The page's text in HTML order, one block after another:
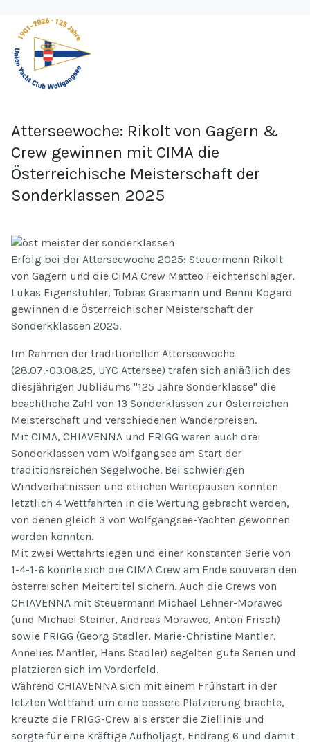
Atterseewoche: Rikolt von Gagern &
Crew gewinnen mit CIMA die
Österreichische Meisterschaft der
Sonderklassen 2025
Erfolg bei der Atterseewoche 2025: Steuermenn Rikolt
von Gagern und die CIMA Crew Matteo Feichtenschlager,
Lukas Eigenstuhler, Tobias Grasmann und Benni Kogard
gewinnen die Österreichischer Meisterschaft der
Sonderkklassen 2025.
Im Rahmen der traditionellen Atterseewoche
(28.07.-03.08.25, UYC Attersee) trafen sich anläßlich des
diesjährigen Jubliäums "125 Jahre Sonderklasse" die
beachtliche Zahl von 13 Sonderklassen zur Österreichen
Meisterschaft und verschiedenen Wanderpreisen.
Mit CIMA, CHIAVENNA und FRIGG waren auch drei
Sonderklassen vom Wolfgangsee am Start der
traditionsreichen Segelwoche. Bei schwierigen
Windverhätnissen und etlichen Wartepausen konnten
letztlich 4 Wettfahrten in die Wertung gebracht werden,
von denen gleich 3 von Wolfgangsee-Yachten gewonnen
werden konnten.
Mit zwei Wettahrtsiegen und einer konstanten Serie von
1-4-1-6 konnte sich die CIMA Crew am Ende souverän den
österreischen Meitertitel sichern. Auch die Crews von
CHIAVENNA mit Steuermann Michael Lehner-Morawec
(und Michael Steiner, Andreas Morawec, Anton Frisch)
sowie FRIGG (Georg Stadler, Marie-Christine Mantler,
Annelies Mantler, Hans Stadler) segelten gute Serien und
platzieren sich im Vorderfeld.
Während CHIAVENNA sich mit einem Frühstart in der
letzten Wettfahrt um eine bessere Platzierung brachte,
kreuzte die FRIGG-Crew als erster die Ziellinie und
sorgte für eine kräftige Aufholjagt, Endrang 6 und damit